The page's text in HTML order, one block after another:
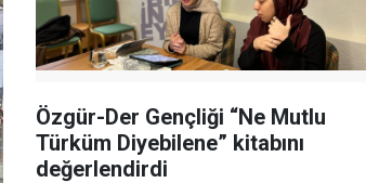
Özgür-Der Gençliği “Ne Mutlu
Türküm Diyebilene” kitabını
değerlendirdi